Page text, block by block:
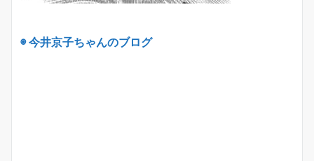
◉ 今井京子ちゃんのブログ